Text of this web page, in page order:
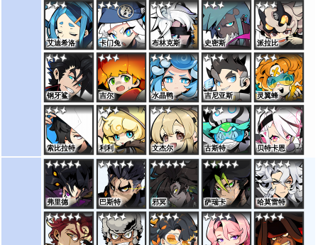
艾迪希洛 卡门兔 布林克斯 史密斯 派拉比
钢牙鲨 吉尔 水晶鸭 吉尼亚斯 灵翼蜂
索比拉特 利利 文杰尔 古斯特 贝特卡恩
弗里德 巴斯特 邪冥 萨瑞卡 哈莫雷特